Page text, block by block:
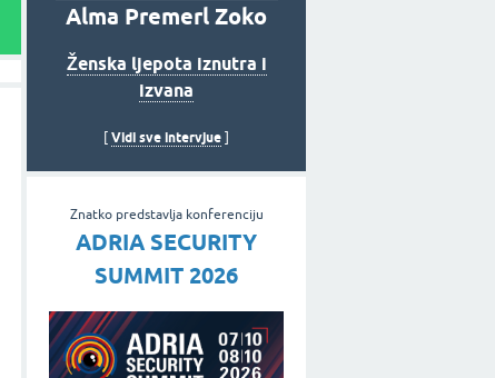
Alma Premerl Zoko
Ženska ljepota iznutra i
izvana
Vidi sve intervjue
Znatko predstavlja konferenciju
ADRIA SECURITY
SUMMIT 2026